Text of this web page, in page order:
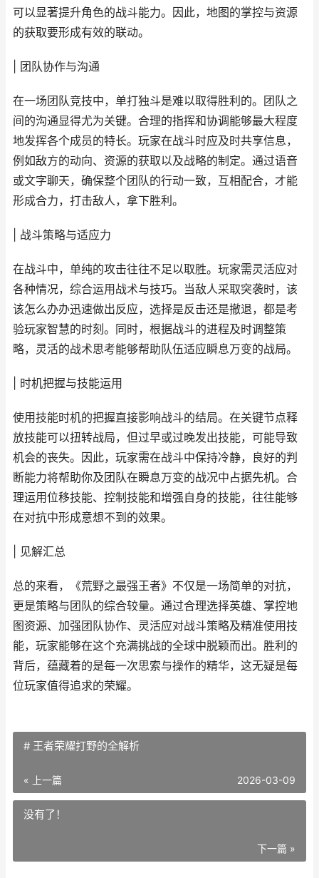
可以显著提升角色的战斗能力。因此，地图的掌控与资源
的获取要形成有效的联动。
| 团队协作与沟通
在一场团队竞技中，单打独斗是难以取得胜利的。团队之
间的沟通显得尤为关键。合理的指挥和协调能够最大程度
地发挥各个成员的特长。玩家在战斗时应及时共享信息，
例如敌方的动向、资源的获取以及战略的制定。通过语音
或文字聊天，确保整个团队的行动一致，互相配合，才能
形成合力，打击敌人，拿下胜利。
| 战斗策略与适应力
在战斗中，单纯的攻击往往不足以取胜。玩家需灵活应对
各种情况，综合运用战术与技巧。当敌人采取突袭时，该
该怎么办办迅速做出反应，选择是反击还是撤退，都是考
验玩家智慧的时刻。同时，根据战斗的进程及时调整策
略，灵活的战术思考能够帮助队伍适应瞬息万变的战局。
| 时机把握与技能运用
使用技能时机的把握直接影响战斗的结局。在关键节点释
放技能可以扭转战局，但过早或过晚发出技能，可能导致
机会的丧失。因此，玩家需在战斗中保持冷静，良好的判
断能力将帮助你及团队在瞬息万变的战况中占据先机。合
理运用位移技能、控制技能和增强自身的技能，往往能够
在对抗中形成意想不到的效果。
| 见解汇总
总的来看，《荒野之最强王者》不仅是一场简单的对抗，
更是策略与团队的综合较量。通过合理选择英雄、掌控地
图资源、加强团队协作、灵活应对战斗策略及精准使用技
能，玩家能够在这个充满挑战的全球中脱颖而出。胜利的
背后，蕴藏着的是每一次思索与操作的精华，这无疑是每
位玩家值得追求的荣耀。
# 王者荣耀打野的全解析
« 上一篇 2026-03-09
没有了！
下一篇 »